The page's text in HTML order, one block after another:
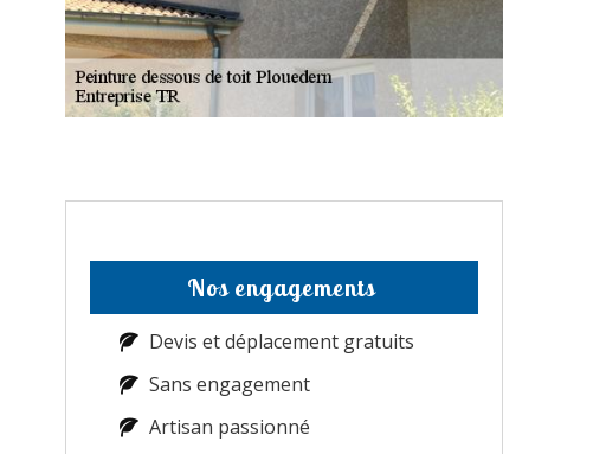
Nos engagements
Devis et déplacement gratuits
Sans engagement
Artisan passionné